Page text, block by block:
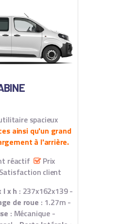
spacieux
ainsi qu'un grand
à l'arrière.
réactif
Prix
client
l x h : 237x162x139-
de roue : 1.27m -
: Mécanique-